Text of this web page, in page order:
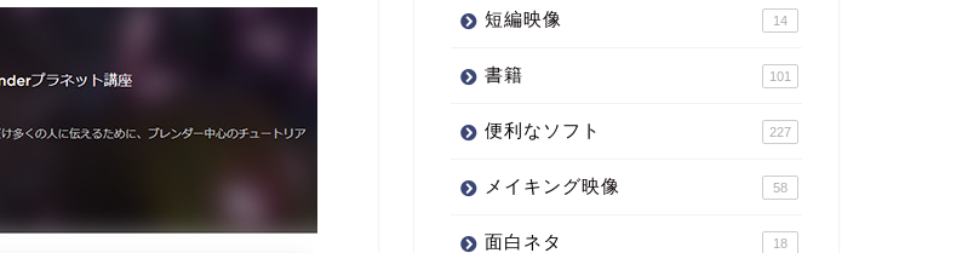
短編映像 14
書籍 101
便利なソフト 227
メイキング映像 58
面白ネタ 18